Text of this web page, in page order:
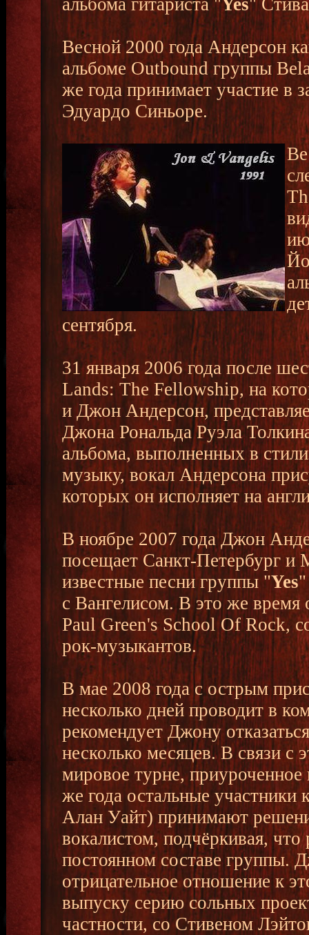
альбома гитариста "Yes"
Весной 2000 года Андерсон
альбоме Outbound группы
же года принимает участие в
Эдуардо Синьоре.
сентября.
31 января 2006 года после
Lands: The Fellowship, на
и Джон Андерсон,
Джона Рональда Руэла
альбома, выполненных в
музыку, вокал Андерсона
которых он исполняет на
В ноябре 2007 года Джон
посещает Санкт-Петербург и
известные песни группы "Yes"
с Вангелисом. В это же время
Paul Green's School Of Rock,
рок-музыкантов.
В мае 2008 года с острым
несколько дней проводит в
рекомендует Джону
несколько месяцев. В связи с
мировое турне,
же года остальные
Алан Уайт) принимают
вокалистом, подчёркивая,
постоянном составе группы.
отрицательное отношение к
выпуску серию сольных
частности, со Стивеном